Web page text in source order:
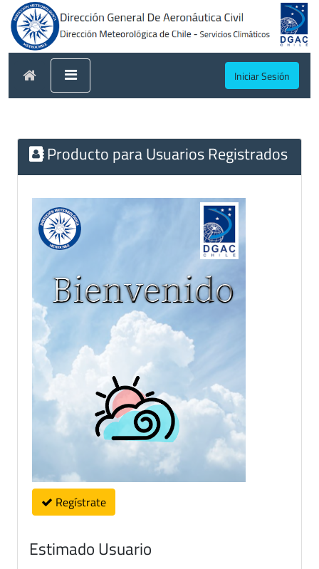
Iniciar Sesión
Producto para Usuarios Registrados
Regístrate
Estimado Usuario